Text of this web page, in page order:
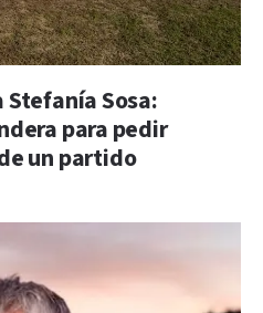
Sosa:
para pedir
un partido